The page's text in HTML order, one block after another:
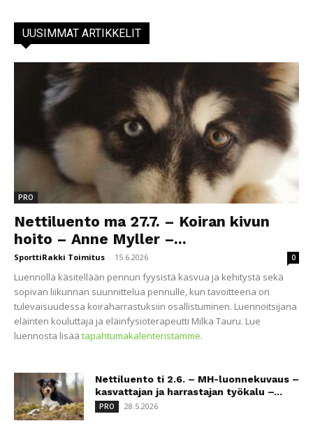
UUSIMMAT ARTIKKELIT
PRO
Nettiluento ma 27.7. – Koiran kivun
hoito – Anne Myller –...
SporttiRakki Toimitus - 15.6.2026 0
Luennolla käsitellään pennun fyysistä kasvua ja kehitystä sekä
sopivan liikunnan suunnittelua pennulle, kun tavoitteena on
tulevaisuudessa koiraharrastuksiin osallistuminen. Luennoitsijana
eläinten kouluttaja ja eläinfysioterapeutti Milka Tauru. Lue
luennosta lisää tapahtumakalenteristamme.
Nettiluento ti 2.6. – MH-luonnekuvaus –
kasvattajan ja harrastajan työkalu –...
PRO 28.5.2026